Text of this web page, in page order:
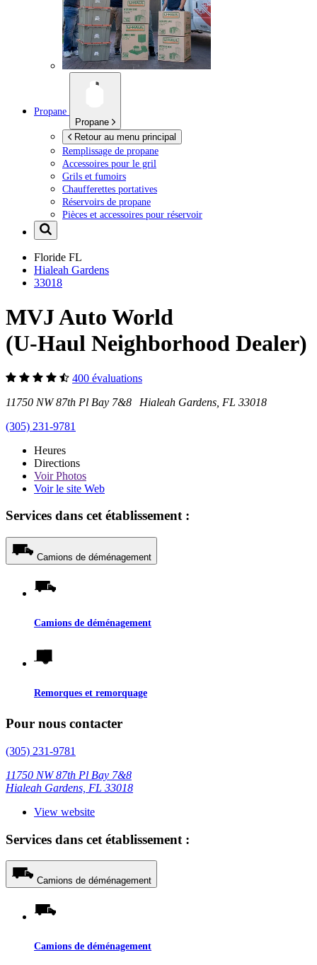
Propane
Propane
Retour au menu principal
Remplissage de propane
Accessoires pour le gril
Grils et fumoirs
Chaufferettes portatives
Réservoirs de propane
Pièces et accessoires pour réservoir
Floride FL
Hialeah Gardens
33018
MVJ Auto World
(U-Haul Neighborhood Dealer)
400 évaluations
11750 NW 87th Pl Bay 7&8 Hialeah Gardens, FL 33018
(305) 231-9781
Heures
Directions
VoirPhotos
Voir le site Web
Services dans cet établissement :
Camions de déménagement
Camions de déménagement
Remorques et remorquage
Pour nous contacter
(305) 231-9781
11750 NW 87th Pl Bay 7&8
Hialeah Gardens, FL 33018
View website
Services dans cet établissement :
Camions de déménagement
Camions de déménagement